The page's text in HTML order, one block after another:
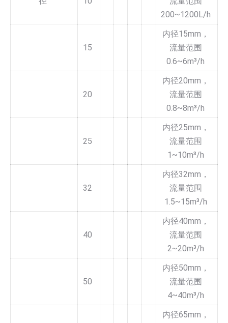
200~1200L/h
15
内径15mm，
流量范围
0.6~6m³/h
20
内径20mm，
流量范围
0.8~8m³/h
25
内径25mm，
流量范围
1~10m³/h
32
内径32mm，
流量范围
1.5~15m³/h
40
内径40mm，
流量范围
2~20m³/h
50
内径50mm，
流量范围
4~40m³/h
内径65mm，